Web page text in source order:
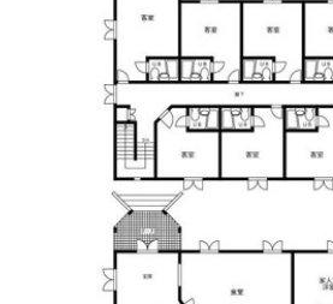
駐車場
建ぺい率
80%
容積率
400%
接道状況
南⻄
位置指定